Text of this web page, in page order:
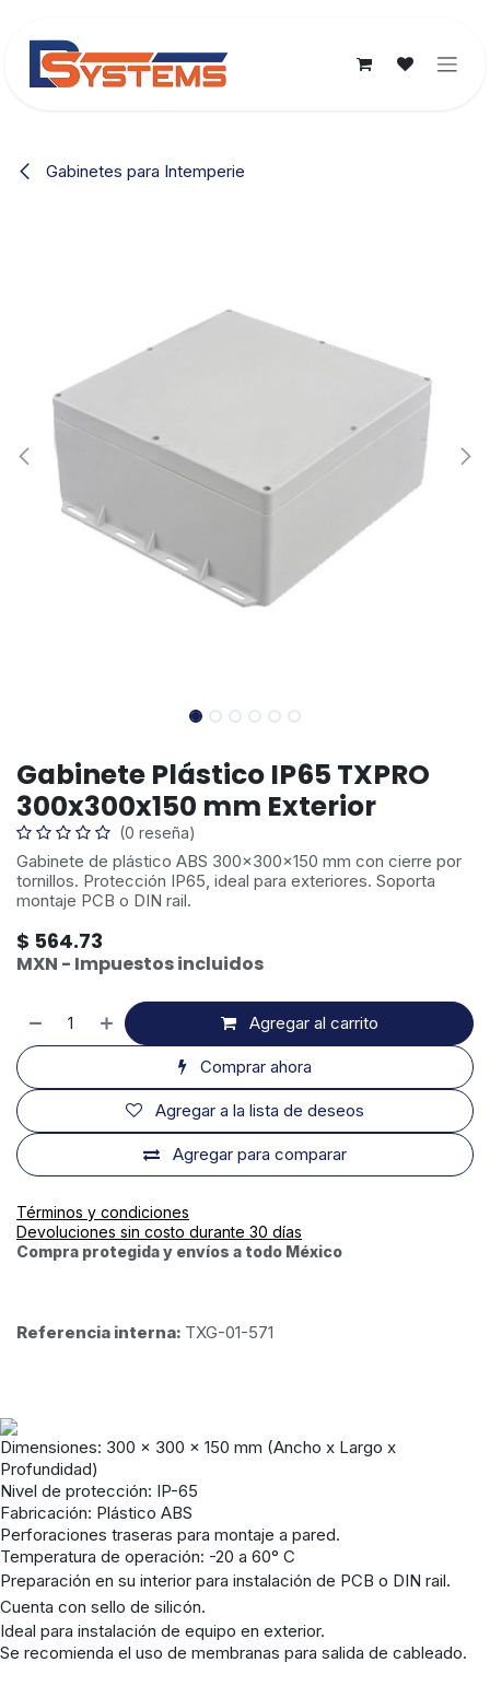
Gabinetes para Intemperie
Gabinete Plástico IP65 TXPRO
300x300x150 mm Exterior
(0 reseña)
Gabinete de plástico ABS 300x300x150 mm con cierre por
tornillos. Protección IP65, ideal para exteriores. Soporta
montaje PCB o DIN rail.
$ 564.73
MXN - Impuestos incluidos
Agregar al carrito
Comprar ahora
Agregar para comparar
Agregar a la lista de deseos
Términos y condiciones
Devoluciones sin costo durante 30 días
Compra protegida y envíos a todo México
Referencia interna: TXG-01-571
Dimensiones: 300 x 300 x 150 mm (Ancho x Largo x
Profundidad)
Nivel de protección: IP-65
Fabricación: Plástico ABS
Perforaciones traseras para montaje a pared.
Temperatura de operación: -20 a 60° C
Preparación en su interior para instalación de PCB o DIN rail.
Cuenta con sello de silicón.
Ideal para instalación de equipo en exterior.
Se recomienda el uso de membranas para salida de cableado.